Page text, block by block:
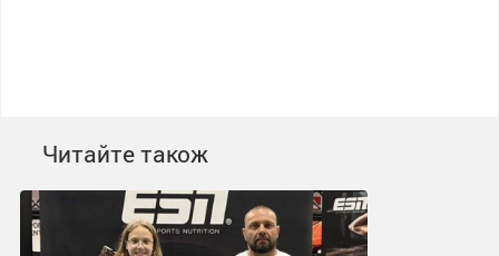
Читайте також